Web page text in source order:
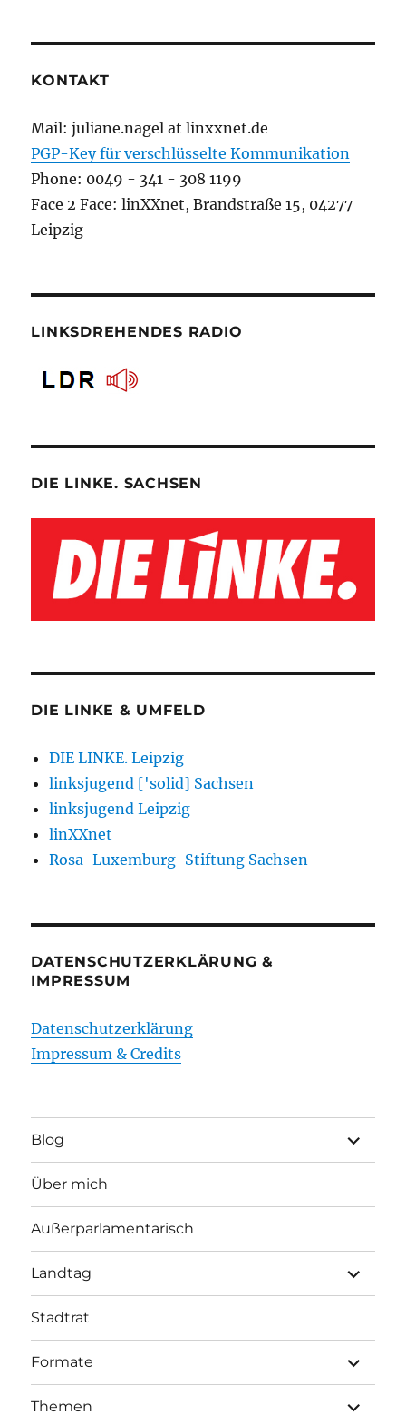
KONTAKT
Mail: juliane.nagel at linxxnet.de
PGP-Key für verschlüsselte Kommunikation
Phone: 0049 - 341 - 308 1199
Face 2 Face: linXXnet, Brandstraße 15, 04277
Leipzig
LINKSDREHENDES RADIO
DIE LINKE. SACHSEN
DIE LINKE & UMFELD
DIE LINKE. Leipzig
linksjugend ['solid] Sachsen
linksjugend Leipzig
linXXnet
Rosa-Luxemburg-Stiftung Sachsen
DATENSCHUTZERKLÄRUNG &
IMPRESSUM
Datenschutzerklärung
Impressum & Credits
Blog
öffnen
Über mich
Außerparlamentarisch
Landtag
öffnen
Stadtrat
Formate
öffnen
Themen
öffnen